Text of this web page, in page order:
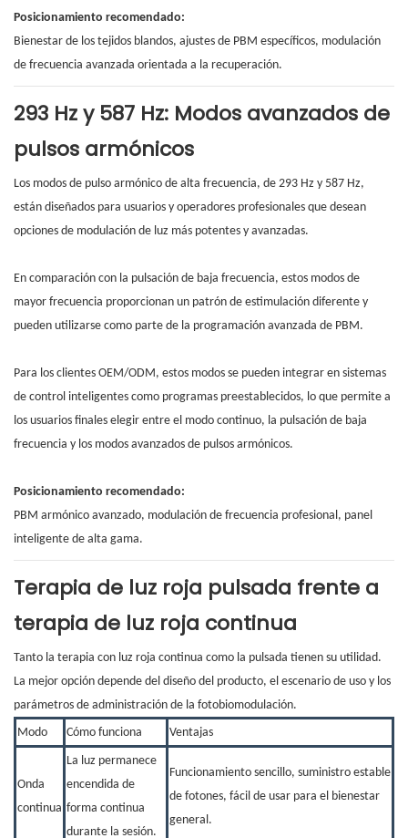
Posicionamiento recomendado:
Bienestar de los tejidos blandos, ajustes de PBM específicos, modulación
de frecuencia avanzada orientada a la recuperación.
293 Hz y 587 Hz: Modos avanzados de
pulsos armónicos
Los modos de pulso armónico de alta frecuencia, de 293 Hz y 587 Hz,
están diseñados para usuarios y operadores profesionales que desean
opciones de modulación de luz más potentes y avanzadas.
En comparación con la pulsación de baja frecuencia, estos modos de
mayor frecuencia proporcionan un patrón de estimulación diferente y
pueden utilizarse como parte de la programación avanzada de PBM.
Para los clientes OEM/ODM, estos modos se pueden integrar en sistemas
de control inteligentes como programas preestablecidos, lo que permite a
los usuarios finales elegir entre el modo continuo, la pulsación de baja
frecuencia y los modos avanzados de pulsos armónicos.
Posicionamiento recomendado:
PBM armónico avanzado, modulación de frecuencia profesional, panel
inteligente de alta gama.
Terapia de luz roja pulsada frente a
terapia de luz roja continua
Tanto la terapia con luz roja continua como la pulsada tienen su utilidad.
La mejor opción depende del diseño del producto, el escenario de uso y los
parámetros de administración de la fotobiomodulación.
Modo
Cómo funciona Ventajas
Onda
continua
La luz permanece
encendida de
forma continua
durante la sesión.
Funcionamiento sencillo, suministro estable
de fotones, fácil de usar para el bienestar
general.